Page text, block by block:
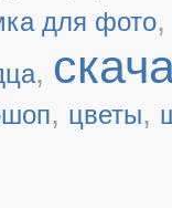
для фото
,
, цветы,